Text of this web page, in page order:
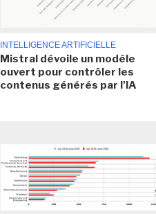
INTELLIGENCE ARTIFICIELLE
Mistral dévoile un modèle
ouvert pour contrôler les
contenus générés par l'IA